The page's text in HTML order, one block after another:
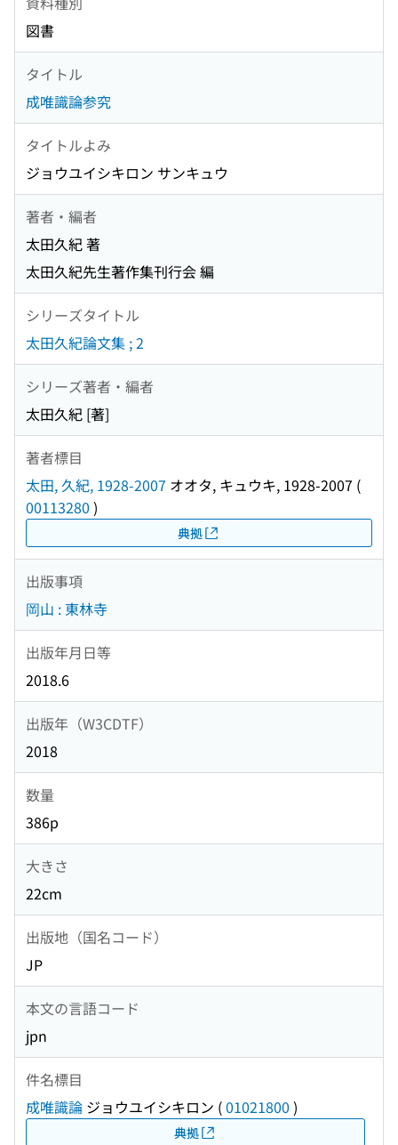
図書
タイトル
成唯識論参究
タイトルよみ
ジョウユイシキロン サンキュウ
著者・編者
太田久紀 著
太田久紀先生著作集刊行会 編
シリーズタイトル
太田久紀論文集 ; 2
シリーズ著者・編者
太田久紀 [著]
著者標目
太田, 久紀, 1928-2007 オオタ, キュウキ, 1928-2007 (
00113280 )
典拠
出版事項
岡山 : 東林寺
出版年月日等
2018.6
出版年（W3CDTF）
2018
数量
386p
大きさ
22cm
出版地（国名コード）
JP
本文の言語コード
jpn
件名標目
成唯識論 ジョウユイシキロン (01021800 )
典拠